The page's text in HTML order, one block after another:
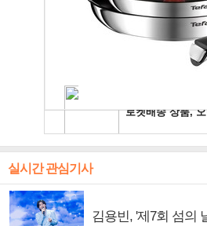
실시간 관심기사
김용빈, '제7회 섬의